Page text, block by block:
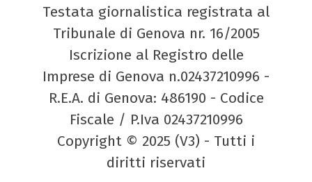
Testata giornalistica registrata al
Tribunale di Genova nr. 16/2005
Iscrizione al Registro delle
Imprese di Genova n.02437210996 -
R.E.A. di Genova: 486190 - Codice
Fiscale / P.Iva 02437210996
Copyright © 2025 (V3) - Tutti i
diritti riservati